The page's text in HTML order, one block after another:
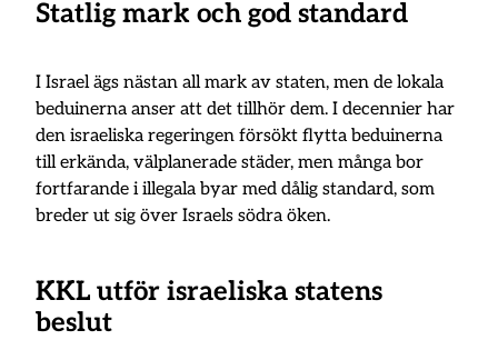
Statlig mark och god standard
I Israel ägs nästan all mark av staten, men de lokala
beduinerna anser att det tillhör dem. I decennier har
den israeliska regeringen försökt flytta beduinerna
till erkända, välplanerade städer, men många bor
fortfarande i illegala byar med dålig standard, som
breder ut sig över Israels södra öken.
KKL utför israeliska statens
beslut